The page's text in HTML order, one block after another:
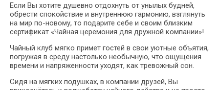
Если Вы хотите душевно отдохнуть от унылых будней,
обрести спокойствие и внутреннюю гармонию, взглянуть
на мир по-новому, то подарите себе и своим близким
сертификат «Чайная церемония для дружной компании»!
Чайный клуб мягко примет гостей в свои уютные объятия,
погружая в среду настолько необычную, что ощущения
времени и напряженности уходят, как тревожный сон.
Сидя на мягких подушках, в компании друзей, Вы